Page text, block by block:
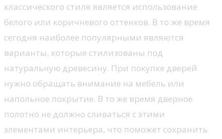
классического стиля является использование
белого или коричневого оттенков. В то же время
сегодня наиболее популярными являются
варианты, которые стилизованы под
натуральную древесину. При покупке дверей
нужно обращать внимание на мебель или
напольное покрытие. В то же время дверное
полотно не должно сливаться с этими
элементами интерьера, что поможет сохранить